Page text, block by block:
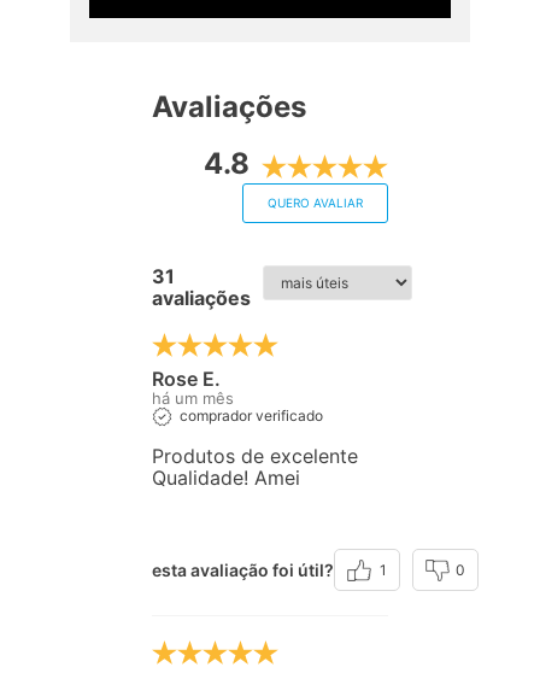
Avaliações
4.8
QUERO AVALIAR
31
avaliações
Rose E.
há um mês
comprador verificado
Produtos de excelente
Qualidade! Amei
esta avaliação foi útil? 1 0